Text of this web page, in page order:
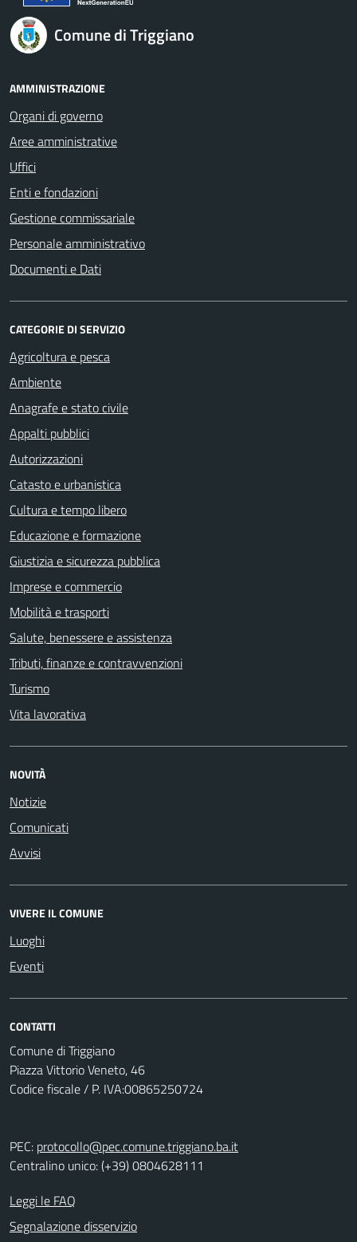
Comune di Triggiano
AMMINISTRAZIONE
Organi di governo
Aree amministrative
Uffici
Enti e fondazioni
Gestione commissariale
Personale amministrativo
Documenti e Dati
CATEGORIE DI SERVIZIO
Agricoltura e pesca
Ambiente
Anagrafe e stato civile
Appalti pubblici
Autorizzazioni
Catasto e urbanistica
Cultura e tempo libero
Educazione e formazione
Giustizia e sicurezza pubblica
Imprese e commercio
Mobilità e trasporti
Salute, benessere e assistenza
Tributi, finanze e contravvenzioni
Turismo
Vita lavorativa
NOVITÀ
Notizie
Comunicati
Avvisi
VIVERE IL COMUNE
Luoghi
Eventi
CONTATTI
Comune di Triggiano
Piazza Vittorio Veneto, 46
Codice fiscale / P. IVA:00865250724
PEC: protocollo@pec.comune.triggiano.ba.it
Centralino unico: (+39) 0804628111
Leggi le FAQ
Segnalazione disservizio